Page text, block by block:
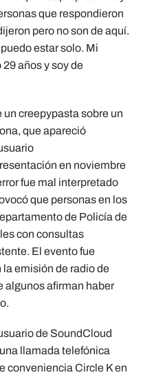
que respondieron
pero no son de aquí.
estar solo. Mi
años y soy de
un creepypasta sobre un
que apareció
en noviembre
fue mal interpretado
que personas en los
de Policía de
con consultas
El evento fue
emisión de radio de
algunos afirman haber
de SoundCloud
llamada telefónica
conveniencia Circle K en